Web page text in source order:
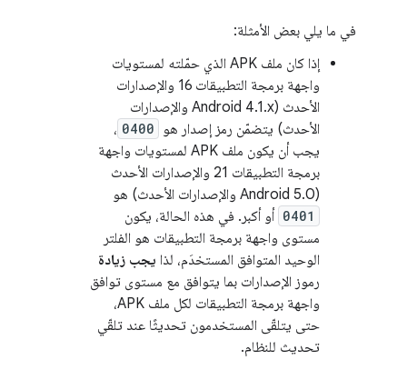
في ما يلي بعض الأمثلة:
إذا كان ملف APK الذي حمّلته لمستويات
واجهة برمجة التطبيقات 16 والإصدارات
الأحدث (Android 4.1.x والإصدارات
الأحدث) يتضمّن رمز إصدار هو
0400 ،
يجب أن يكون ملف APK لمستويات واجهة
برمجة التطبيقات 21 والإصدارات الأحدث
(Android 5.0 والإصدارات الأحدث) هو
0401 أو أكبر. في هذه الحالة، يكون
مستوى واجهة برمجة التطبيقات هو الفلتر
الوحيد المتوافق المستخدَم، لذا يجب زيادة
رموز الإصدارات بما يتوافق مع مستوى توافق
واجهة برمجة التطبيقات لكل ملف APK،
حتى يتلقّى المستخدمون تحديثًا عند تلقّي
تحديث للنظام.